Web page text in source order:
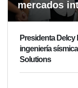
mercados
Presidenta
ingeniería
Solutions